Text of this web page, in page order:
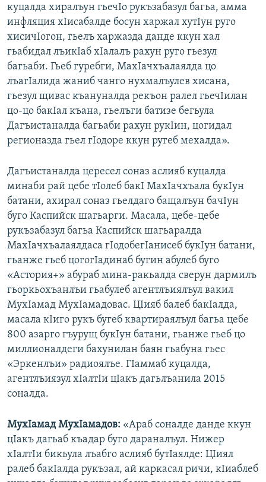
куцалда хиралъун гьечIо рукъзабазул багьа, амма
инфляция хIисабалде босун харжал хутIун руго
хисичIогон, гьелъ харжазда данде ккун хал
гьабидал лъикIаб хIалалъ рахун руго гьезул
багьаби. Гьеб гуребги, МахIачхъалаялда цо
лъагIалида жаниб чанго нухмалъулев хисана,
гьезул щивас къануналда рекъон ралел гьечIилан
цо-цо бакIал къана, гьелъги батизе бегьула
Дагъистаналда багьаби рахун рукIин, цогидал
регионазда гьел гIодоре ккун ругеб мехалда».
Дагъистаналда цересел соназ аслияб куцалда
минаби рай цебе тIолеб бакI МахIачхъала букIун
батани, ахирал соназ гьелдаго бащалъун бачIун
буго Каспийск шагьарги. Масала, цебе-цебе
рукъзабазул багьа Каспийск шагьаралда
МахIачхъалаялдаса гIодобегIанисеб букIун батани,
гьанже гьеб цогогIадинаб бугин абулеб буго
«Астория+» абураб мина-ракьалда сверун дармилъ
гьоркьохъанлъи гьабулеб агентлъиялъул вакил
МухIамад МухIамадовас. ЦIияб балеб бакIалда,
масала кIиго рукъ бугеб квартираялъул багьа цебе
800 азарго гъурущ букIун батани, гьанже гьеб цо
миллионалдеги бахунилан баян гьабуна гьес
«Эркенлъи» радиоялъе. ГIаммаб куцалда,
агентлъиязул хIалтIи цIакъ дагьлъанила 2015
соналда.
МухIамад МухIамадов: «Араб соналде данде ккун
цIакъ дагьаб къадар буго дараналъул. Нижер
хIалтIи бикьула лъабго аслияб бутIаялде: ЦIиял
ралеб бакIалда рукъзал, ай каркасал ричи, кIиаблеб